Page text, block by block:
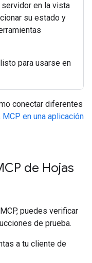
en la vista
su estado y
para usarse en
conectar diferentes
MCP en una aplicación
de Hojas
puedes verificar
de prueba.
a tu cliente de